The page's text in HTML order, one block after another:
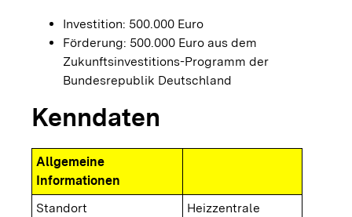
Investition: 500.000 Euro
Förderung: 500.000 Euro aus dem
Zukunftsinvestitions-Programm der
Bundesrepublik Deutschland
Kenndaten
Allgemeine
Informationen
Standort
Heizzentrale